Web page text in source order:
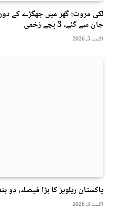
جان سے گئے، 3 بچے زخمی
اگست 5, 2026
پاکستان ریلویز کا بڑا فیصلہ، دو
اگست 5, 2026